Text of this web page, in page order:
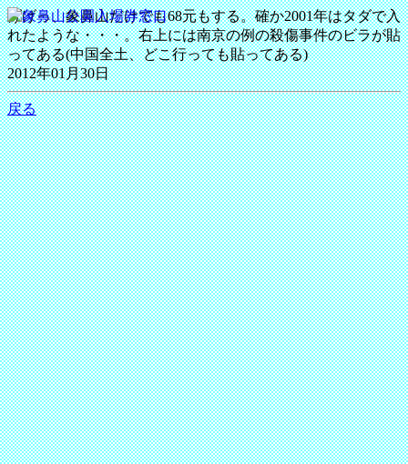
げげっ、象鼻山だけでも68元もする。確か2001年はタダで入
れたような・・・。右上には南京の例の殺傷事件のビラが貼
ってある(中国全土、どこ行っても貼ってある)
2012年01月30日
戻る